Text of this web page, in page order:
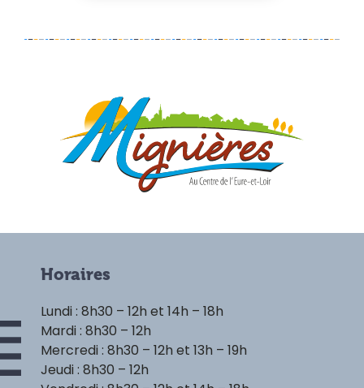
Horaires
Lundi : 8h30 – 12h et 14h – 18h
Mardi : 8h30 – 12h
Mercredi : 8h30 – 12h et 13h – 19h
Jeudi : 8h30 – 12h